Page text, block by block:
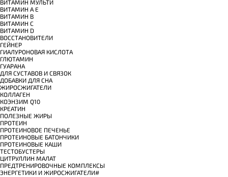
ВИТАМИН МУЛЬТИ
ВИТАМИН A E
ВИТАМИН B
ВИТАМИН C
ВИТАМИН D
ВОССТАНОВИТЕЛИ
ГЕЙНЕР
ГИАЛУРОНОВАЯ КИСЛОТА
ГЛЮТАМИН
ГУАРАНА
ДЛЯ СУСТАВОВ И СВЯЗОК
ДОБАВКИ ДЛЯ СНА
ЖИРОСЖИГАТЕЛИ
КОЛЛАГЕН
КОЭНЗИМ Q10
КРЕАТИН
ПОЛЕЗНЫЕ ЖИРЫ
ПРОТЕИН
ПРОТЕИНОВОЕ ПЕЧЕНЬЕ
ПРОТЕИНОВЫЕ БАТОНЧИКИ
ПРОТЕИНОВЫЕ КАШИ
ТЕСТОБУСТЕРЫ
ЦИТРУЛЛИН МАЛАТ
ПРЕДТРЕНИРОВОЧНЫЕ КОМПЛЕКСЫ
ЭНЕРГЕТИКИ И ЖИРОСЖИГАТЕЛИ#